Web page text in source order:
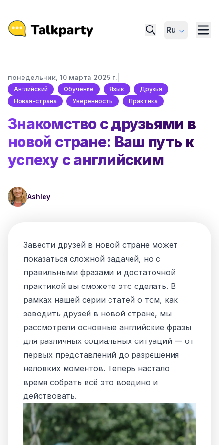
Ru
понедельник, 10 марта 2025 г.
Английский Обучение Язык
Друзья
Новая-страна
Уверенность Практика
Знакомство с друзьями в
новой стране: Ваш путь к
успеху с английским
Ashley
Завести друзей в новой стране может
показаться сложной задачей, но с
правильными фразами и достаточной
практикой вы сможете это сделать. В
рамках нашей серии статей о том, как
заводить друзей в новой стране, мы
рассмотрели основные английские фразы
для различных социальных ситуаций — от
первых представлений до разрешения
неловких моментов. Теперь настало
время собрать всё это воедино и
действовать.